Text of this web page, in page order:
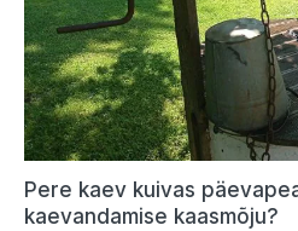
Pere kaev kuivas
kaevandamise kaasmõju?